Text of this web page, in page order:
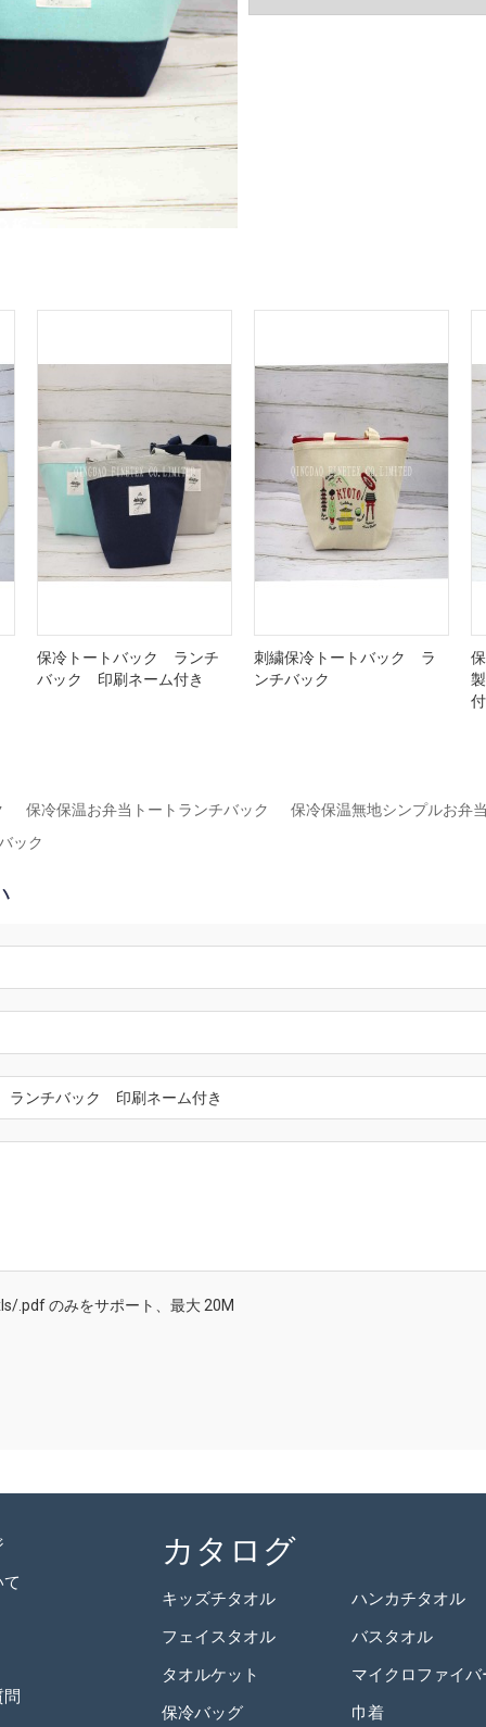
保冷トートバック ランチ
バック 印刷ネーム付き
刺繍保冷トートバック ラ
ンチバック
保冷保温お弁当トートランチバック
保冷保温無地シンプルお弁
ック
.pdf のみをサポート、最大 20M
カタログ
キッズチタオル
ハンカチタオル
フェイスタオル
バスタオル
タオルケット
保冷バッグ
巾着